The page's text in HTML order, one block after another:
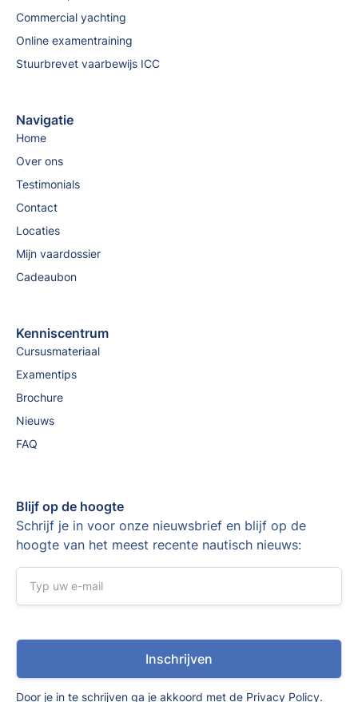
Commercial yachting
Online examentraining
Stuurbrevet vaarbewijs ICC
Navigatie
Home
Over ons
Testimonials
Contact
Locaties
Mijn vaardossier
Cadeaubon
Kenniscentrum
Cursusmateriaal
Examentips
Brochure
Nieuws
FAQ
Blijf op de hoogte
Schrijf je in voor onze nieuwsbrief en blijf op de
hoogte van het meest recente nautisch nieuws:
Door je in te schrijven ga je akkoord met de Privacy Policy.